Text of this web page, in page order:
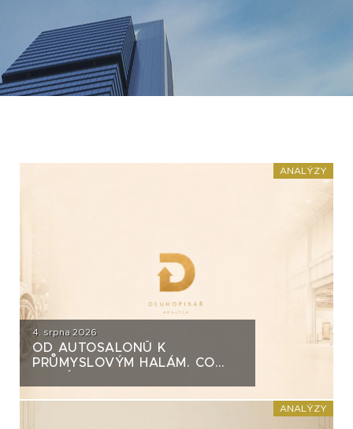
ANALÝZY
4. srpna 2026
OD AUTOSALONŮ K
PRŮMYSLOVÝM HALÁM. CO
ANALÝZY